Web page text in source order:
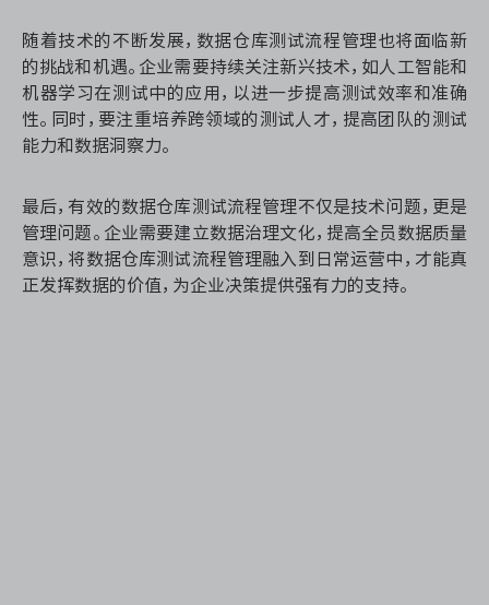
随着技术的不断发展，数据仓库测试流程管理也将面临新
的挑战和机遇。企业需要持续关注新兴技术，如人工智能和
机器学习在测试中的应用，以进一步提高测试效率和准确
性。同时，要注重培养跨领域的测试人才，提高团队的测试
能力和数据洞察力。
最后，有效的数据仓库测试流程管理不仅是技术问题，更是
管理问题。企业需要建立数据治理文化，提高全员数据质量
意识，将数据仓库测试流程管理融入到日常运营中，才能真
正发挥数据的价值，为企业决策提供强有力的支持。